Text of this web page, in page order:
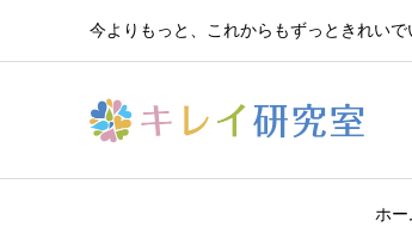
今よりもっと、これからもずっときれいで
ホー